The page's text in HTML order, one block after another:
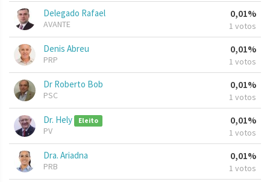
Delegado Rafael
AVANTE
0,01%
1 votos
Denis Abreu
PRP
0,01%
1 votos
Dr Roberto Bob
PSC
0,01%
1 votos
Dr. Hely Eleito
PV
0,01%
1 votos
Dra. Ariadna
PRB
0,01%
1 votos